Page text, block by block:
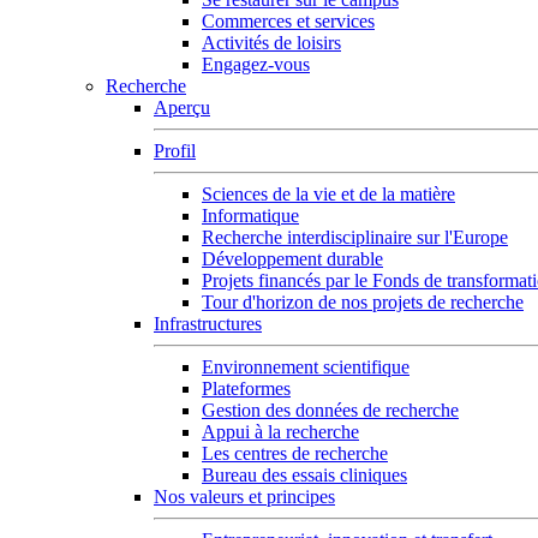
Commerces et services
Activités de loisirs
Engagez-vous
Recherche
Aperçu
Profil
Sciences de la vie et de la matière
Informatique
Recherche interdisciplinaire sur l'Europe
Développement durable
Projets financés par le Fonds de
Tour d'horizon de nos projets de recherche
Infrastructures
Environnement scientifique
Plateformes
Gestion des données de recherche
Appui à la recherche
Les centres de recherche
Bureau des essais cliniques
Nos valeurs et principes